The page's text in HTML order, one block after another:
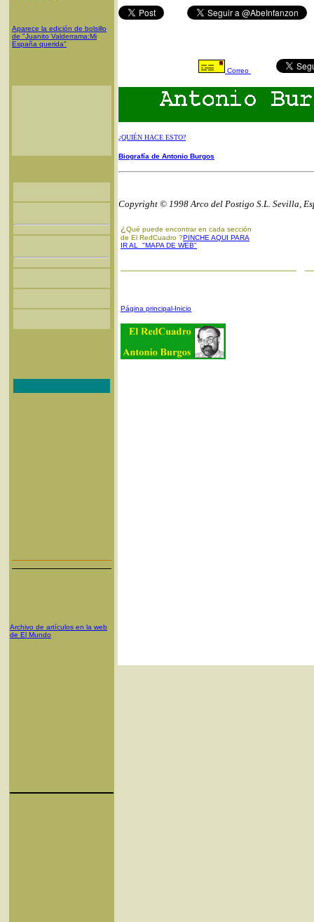
Aparece la edición de bolsillo
de "Juanito Valderrama:Mi
España querida"
Archivo de artículos en la web
de El Mundo
Correo
¿QUIÉN HACE ESTO?
Biografía de Antonio Burgos
Copyright © 1998 Arco del Postigo S.L. Sevilla,
¿ Qué puede encontrar en cada sección
de El RedCuadro ?PINCHE AQUI PARA
IR AL "MAPA DE WEB"
Página principal-Inicio